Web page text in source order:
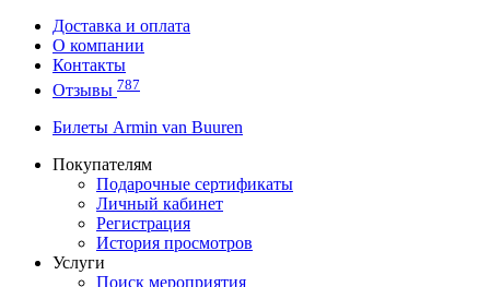
Доставка и оплата
О компании
Контакты
Отзывы 787
Билеты Armin van Buuren
Покупателям
Подарочные сертификаты
Личный кабинет
Регистрация
История просмотров
Услуги
Поиск мероприятия